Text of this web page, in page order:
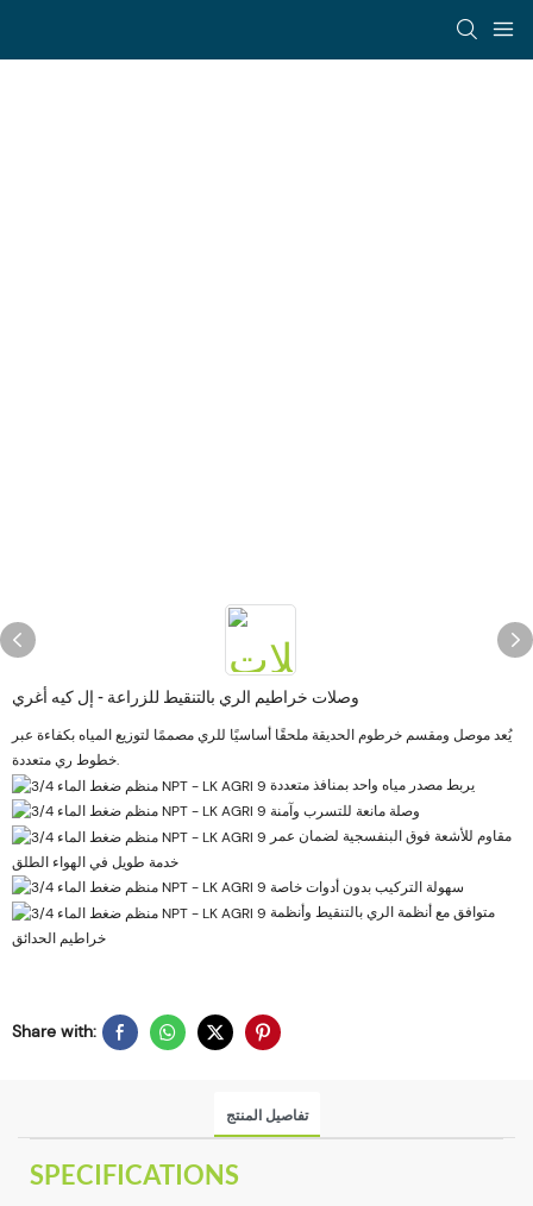
وصلات خراطيم الري بالتنقيط للزراعة - إل كيه أغري
يُعد موصل ومقسم خرطوم الحديقة ملحقًا أساسيًا للري مصممًا لتوزيع المياه بكفاءة عبر
خطوط ري متعددة.
يربط مصدر مياه واحد بمنافذ متعددة
وصلة مانعة للتسرب وآمنة
خدمة طويل في الهواء الطلق
سهولة التركيب بدون أدوات خاصة
خراطيم الحدائق
Share with:
تفاصيل المنتج
SPECIFICATIONS